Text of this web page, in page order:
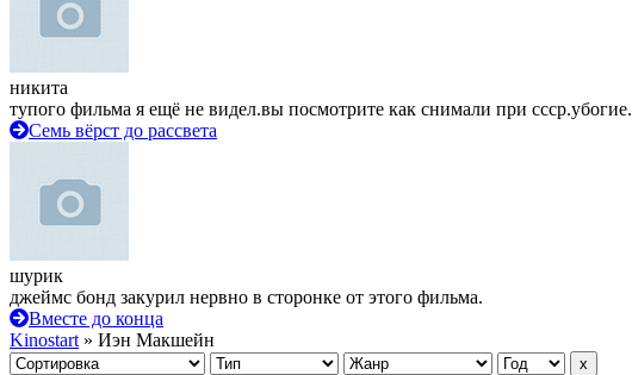
никита
тупого фильма я ещё не видел.вы посмотрите как снимали при ссср.убогие.
Семь вёрст до рассвета
шурик
джеймс бонд закурил нервно в сторонке от этого фильма.
Вместе до конца
Kinostart » Иэн Макшейн